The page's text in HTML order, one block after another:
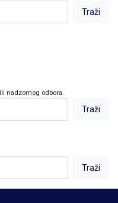
nadzornog odbora.